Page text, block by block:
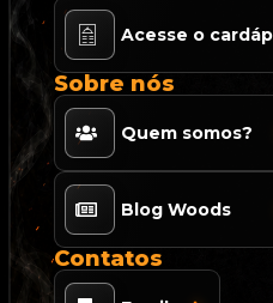
Acesse o
Sobre nós
Quem somos?
Blog Woods
Contatos